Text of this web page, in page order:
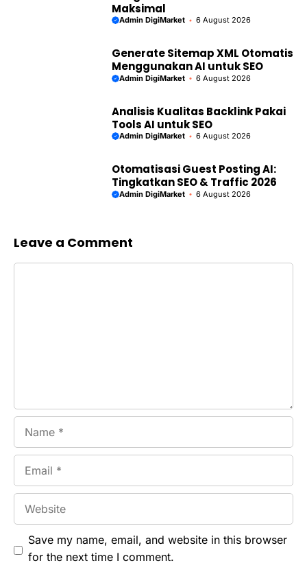
Maksimal
Admin DigiMarket 6 August 2026
Generate Sitemap XML Otomatis
Menggunakan AI untuk SEO
Admin DigiMarket 6 August 2026
Analisis Kualitas Backlink Pakai
Tools AI untuk SEO
Admin DigiMarket 6 August 2026
Otomatisasi Guest Posting AI:
Tingkatkan SEO & Traffic 2026
Admin DigiMarket 6 August 2026
Leave a Comment
Save my name, email, and website in this browser
for the next time I comment.